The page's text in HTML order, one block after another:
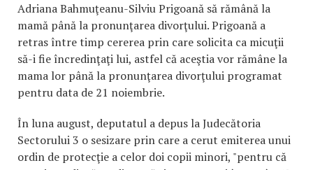
Adriana Bahmuţeanu-Silviu Prigoană să rămână la
mamă până la pronunţarea divorţului. Prigoană a
retras între timp cererea prin care solicita ca micuţii
să-i fie încredinţaţi lui, astfel că aceştia vor rămâne la
mama lor până la pronunţarea divorţului programat
pentru data de 21 noiembrie.
În luna august, deputatul a depus la Judecătoria
Sectorului 3 o sesizare prin care a cerut emiterea unui
ordin de protecţie a celor doi copii minori, "pentru că